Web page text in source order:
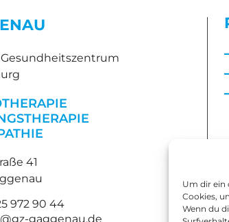
Um dir ein
Cookies,
Wenn du
41
972 90 44
gaggenau.de